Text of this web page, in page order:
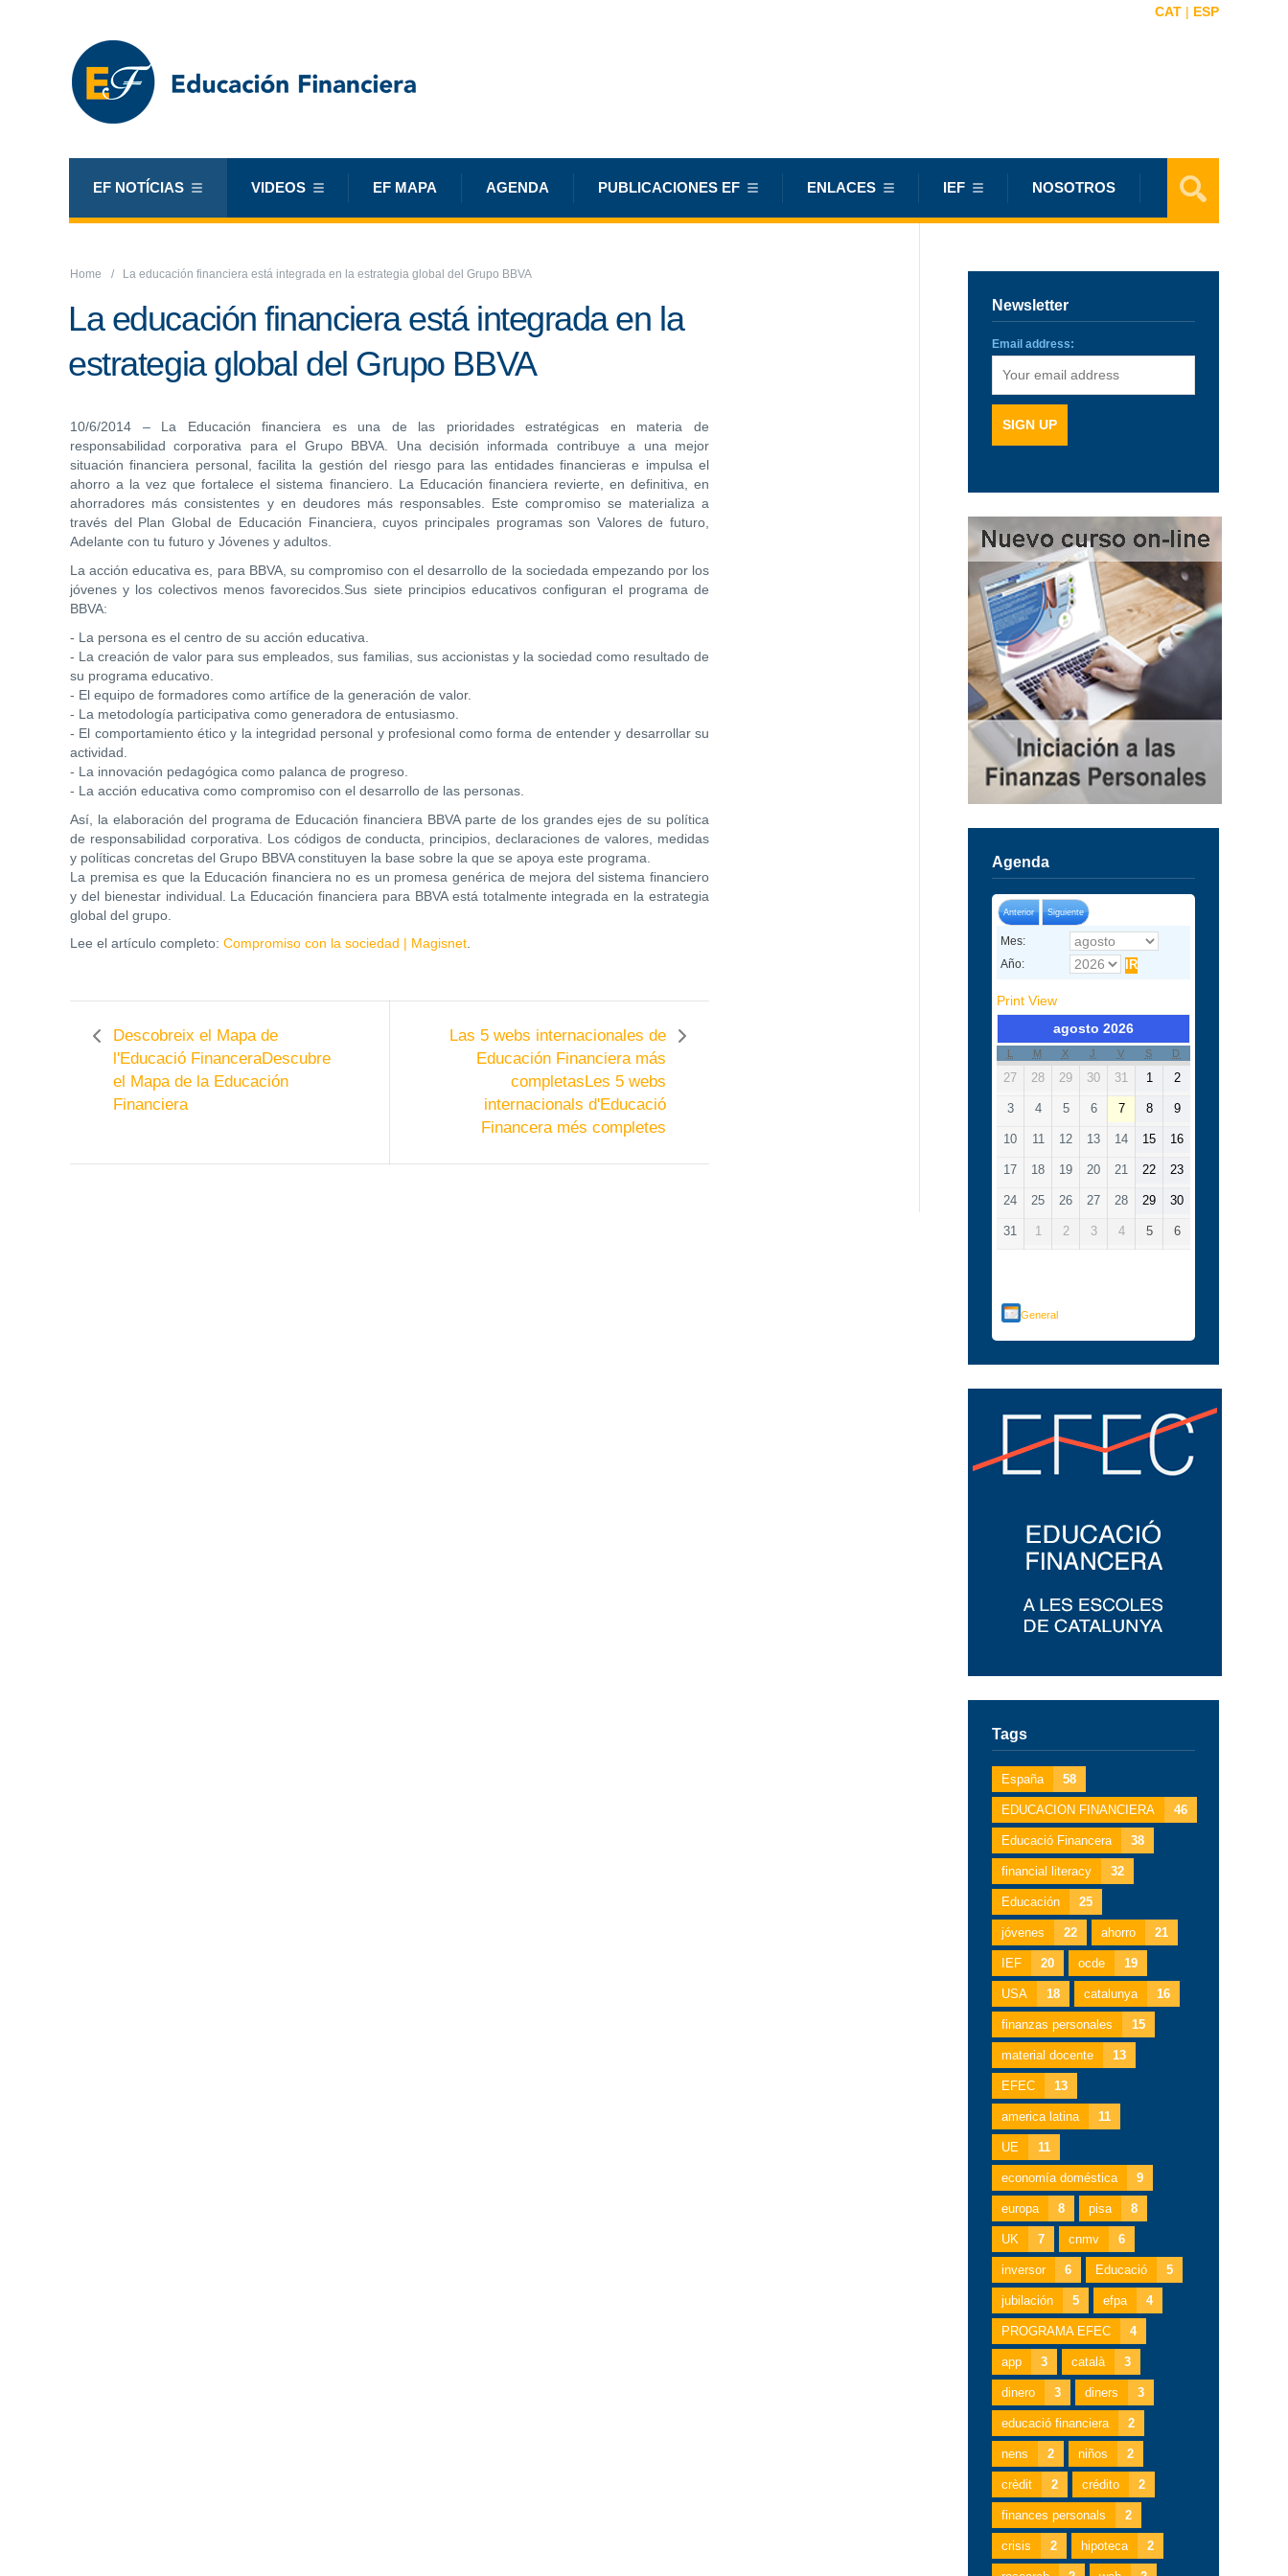
CAT | ESP
EF NOTÍCIAS VIDEOS EF MAPA AGENDA PUBLICACIONES EF ENLACES IEF NOSOTROS
Home La educación financiera está integrada en la estrategia global del Grupo BBVA
La educación financiera está integrada en la
estrategia global del Grupo BBVA
10/6/2014 – La Educación financiera es una de las prioridades estratégicas en materia de
responsabilidad corporativa para el Grupo BBVA. Una decisión informada contribuye a una mejor
situación financiera personal, facilita la gestión del riesgo para las entidades financieras e impulsa el
ahorro a la vez que fortalece el sistema financiero. La Educación financiera revierte, en definitiva, en
ahorradores más consistentes y en deudores más responsables. Este compromiso se materializa a
través del Plan Global de Educación Financiera, cuyos principales programas son Valores de futuro,
Adelante con tu futuro y Jóvenes y adultos.
La acción educativa es, para BBVA, su compromiso con el desarrollo de la sociedada empezando por los
jóvenes y los colectivos menos favorecidos.Sus siete principios educativos configuran el programa de
BBVA:
- La persona es el centro de su acción educativa.
- La creación de valor para sus empleados, sus familias, sus accionistas y la sociedad como resultado de
su programa educativo.
- El equipo de formadores como artífice de la generación de valor.
- La metodología participativa como generadora de entusiasmo.
- El comportamiento ético y la integridad personal y profesional como forma de entender y desarrollar su
actividad.
- La innovación pedagógica como palanca de progreso.
- La acción educativa como compromiso con el desarrollo de las personas.
Así, la elaboración del programa de Educación financiera BBVA parte de los grandes ejes de su política
de responsabilidad corporativa. Los códigos de conducta, principios, declaraciones de valores, medidas
y políticas concretas del Grupo BBVA constituyen la base sobre la que se apoya este programa.
La premisa es que la Educación financiera no es un promesa genérica de mejora del sistema financiero
y del bienestar individual. La Educación financiera para BBVA está totalmente integrada en la estrategia
global del grupo.
Lee el artículo completo: Compromiso con la sociedad | Magisnet.
Descobreix el Mapa de
l'Educació FinanceraDescubre
el Mapa de la Educación
Financiera
Las 5 webs internacionales de
Educación Financiera más
completas Les 5 webs
internacionals d'Educació
Financera més completes
Newsletter
Email address:
Agenda
Anterior Siguiente
Mes:
Año:
Print View
agosto 2026
L M X J V S D
27 28 29 30 31 1 2
3 4 5 6 7 8 9
10 11 12 13 14 15 16
17 18 19 20 21 22 23
24 25 26 27 28 29 30
31 1 2 3 4 5 6
General
Tags
España 58
EDUCACION FINANCIERA 46
Educació Financera 38
financial literacy 32
Educación 25
jóvenes 22 ahorro 21
IEF 20 ocde 19
USA 18 catalunya 16
finanzas personales 15
material docente 13
EFEC 13
america latina 11
UE 11
economía doméstica 9
europa 8 pisa 8
UK 7 cnmv 6
inversor 6 Educació 5
jubilación 5 efpa 4
PROGRAMA EFEC 4
app 3 català 3
dinero 3 diners 3
educació financiera 2
nens 2 niños 2
crèdit 2 crédito 2
finances personals 2
crisis 2 hipoteca 2